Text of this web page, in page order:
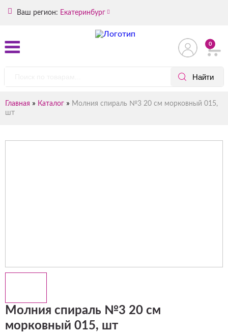
Ваш регион: Екатеринбург
0
Главная » Каталог » Молния спираль №3 20 см морковный 015,
шт
Молния спираль №3 20 см
морковный 015, шт